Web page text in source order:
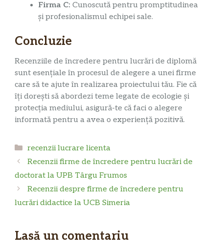
Firma C: Cunoscută pentru promptitudinea
și profesionalismul echipei sale.
Concluzie
Recenziile de încredere pentru lucrări de diplomă
sunt esențiale în procesul de alegere a unei firme
care să te ajute în realizarea proiectului tău. Fie că
îți dorești să abordezi teme legate de ecologie și
protecția mediului, asigură-te că faci o alegere
informată pentru a avea o experiență pozitivă.
Categorii
recenzii lucrare licenta
Recenzii firme de încredere pentru lucrări de
doctorat la UPB Târgu Frumos
Recenzii despre firme de încredere pentru
lucrări didactice la UCB Simeria
Lasă un comentariu